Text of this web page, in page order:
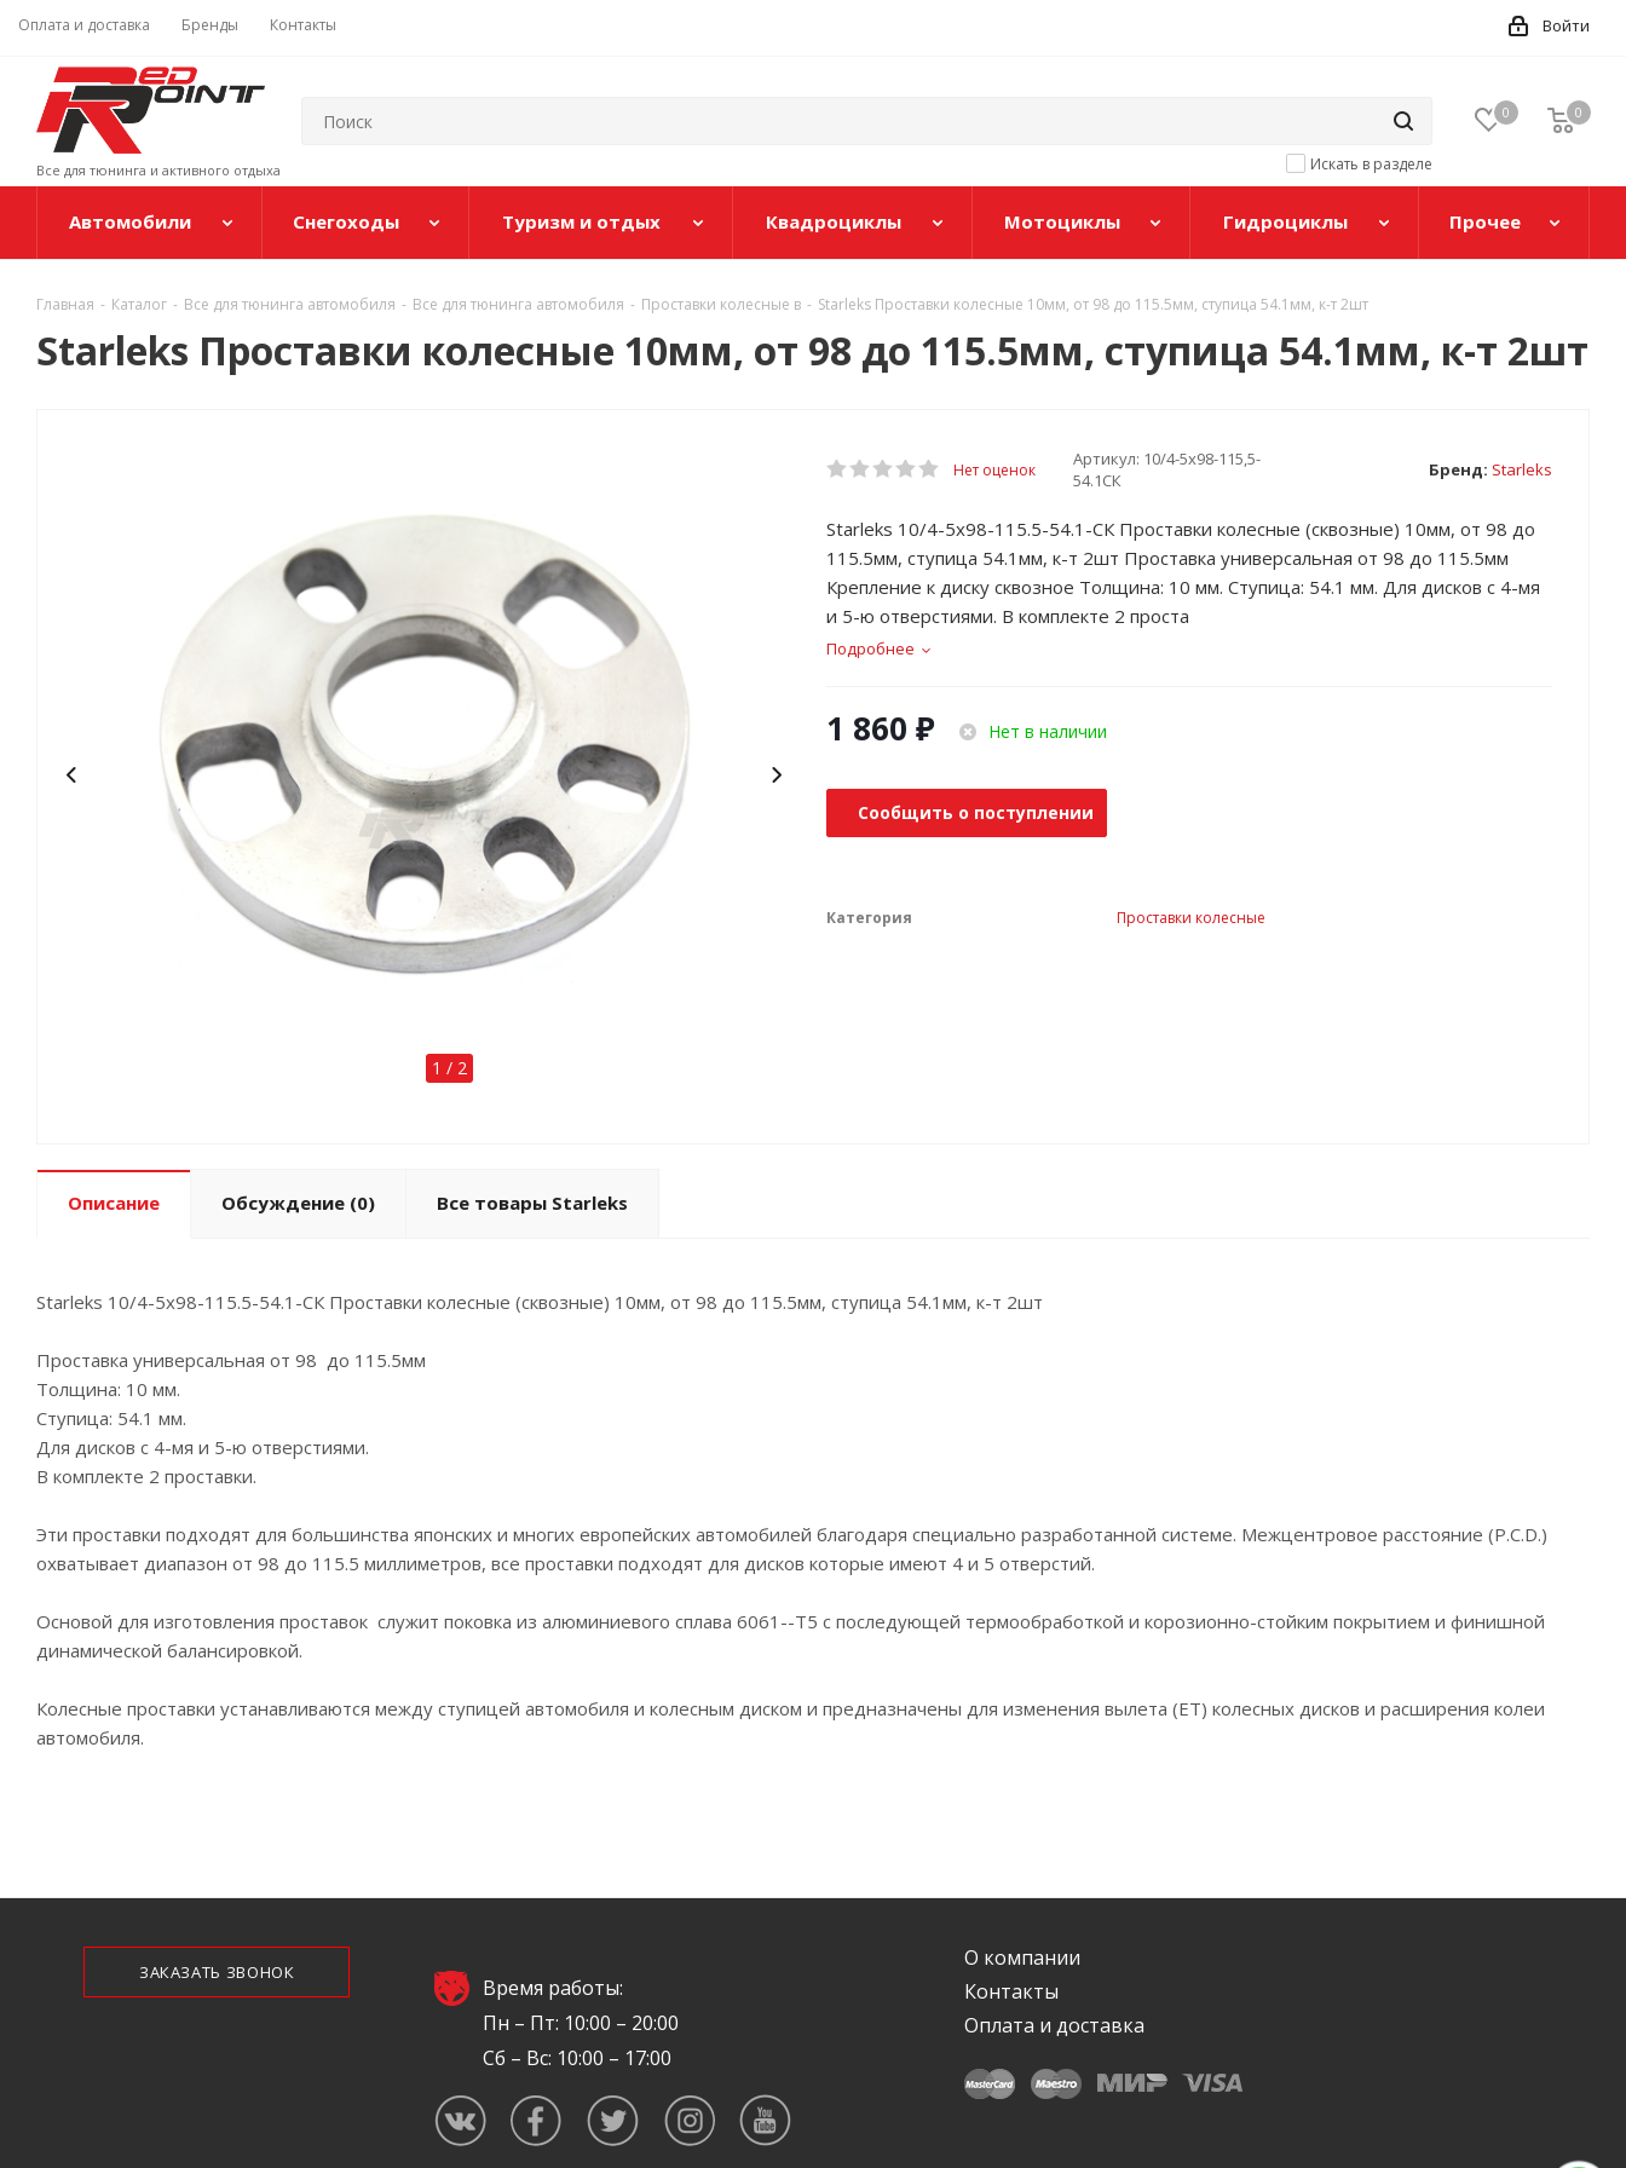
Оплата и доставка Бренды Контакты Войти
Все для тюнинга и активного отдыха Искать в разделе
0 0
Автомобили Снегоходы Туризм и отдых Квадроциклы Мотоциклы Гидроциклы Прочее
Главная - Каталог - Все для тюнинга автомобиля - Все для тюнинга автомобиля - Проставки колесные в - Starleks Проставки колесные 10мм, от 98 до 115.5мм, ступица 54.1мм, к-т 2шт
Starleks Проставки колесные 10мм, от 98 до 115.5мм, ступица 54.1мм, к-т 2шт
1 / 2
Нет оценок Артикул: 10/4-5х98-115,5-
54.1СК
Бренд: Starleks
Starleks 10/4-5х98-115.5-54.1-СК Проставки колесные (сквозные) 10мм, от 98 до
115.5мм, ступица 54.1мм, к-т 2шт Проставка универсальная от 98 до 115.5мм
Крепление к диску сквозное Толщина: 10 мм. Ступица: 54.1 мм. Для дисков с 4-мя
и 5-ю отверстиями. В комплекте 2 проста
Подробнее
1 860 ₽ Нет в наличии
Сообщить о поступлении
Категория Проставки колесные
Описание Обсуждение (0) Все товары Starleks
Starleks 10/4-5х98-115.5-54.1-СК Проставки колесные (сквозные) 10мм, от 98 до 115.5мм, ступица 54.1мм, к-т 2шт
Проставка универсальная от 98 до 115.5мм
Толщина: 10 мм.
Ступица: 54.1 мм.
Для дисков с 4-мя и 5-ю отверстиями.
В комплекте 2 проставки.
Эти проставки подходят для большинства японских и многих европейских автомобилей благодаря специально разработанной системе. Межцентровое расстояние (P.C.D.)
охватывает диапазон от 98 до 115.5 миллиметров, все проставки подходят для дисков которые имеют 4 и 5 отверстий.
Основой для изготовления проставок служит поковка из алюминиевого сплава 6061--Т5 с последующей термообработкой и корозионно-стойким покрытием и финишной
динамической балансировкой.
Колесные проставки устанавливаются между ступицей автомобиля и колесным диском и предназначены для изменения вылета (ЕТ) колесных дисков и расширения колеи
автомобиля.
ЗАКАЗАТЬ ЗВОНОК
Время работы:
Пн – Пт: 10:00 – 20:00
Сб – Вс: 10:00 – 17:00
О компании
Контакты
Оплата и доставка